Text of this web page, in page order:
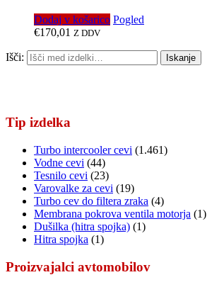
Dodaj v košarico Pogled
€170,01 Z DDV
Išči: Iskanje
Tip izdelka
Turbo intercooler cevi (1.461)
Vodne cevi (44)
Tesnilo cevi (23)
Varovalke za cevi (19)
Turbo cev do filtera zraka (4)
Membrana pokrova ventila motorja (1)
Dušilka (hitra spojka) (1)
Hitra spojka (1)
Proizvajalci avtomobilov